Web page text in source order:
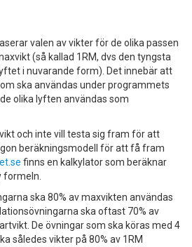
valen av vikter för de olika passen
(så kallad 1RM, dvs den tyngsta
i nuvarande form). Det innebär att
ska användas under programmets
olika lyften användas som
och inte vill testa sig fram för att
beräkningsmodell för att få fram
finns en kalkylator som beräknar
formeln.
ska 80% av maxvikten användas
ska oftast 70% av
De övningar som ska köras med 4
således vikter på 80% av 1RM